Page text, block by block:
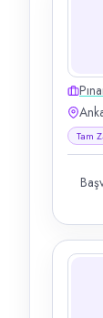
Tam